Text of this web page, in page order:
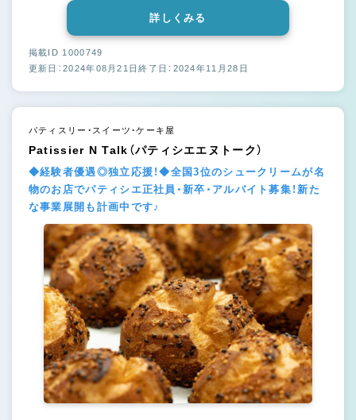
詳しくみる
掲載ID 1000749
更新日：2024年08月21日終了日：2024年11月28日
パティスリー・スイーツ・ケーキ屋
Patissier N Talk（パティシエエヌトーク）
◆経験者優遇◎独立応援！◆全国3位のシュークリームが名
物のお店でパティシエ正社員・新卒・アルバイト募集！新た
な事業展開も計画中です♪